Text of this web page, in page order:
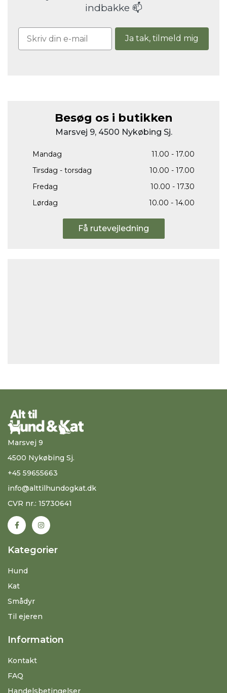
indbakke 📫
Ja tak, tilmeld mig
Besøg os i butikken
Marsvej 9, 4500 Nykøbing Sj.
Mandag
11.00 - 17.00
Tirsdag - torsdag
10.00 - 17.00
Fredag
10.00 - 17.30
Lørdag
10.00 - 14.00
Få rutevejledning
Marsvej 9
4500 Nykøbing Sj.
+45 59655663
info@alttilhundogkat.dk
CVR nr.: 15730641
Kategorier
Hund
Kat
Smådyr
Til ejeren
Information
Kontakt
FAQ
Handelsbetingelser